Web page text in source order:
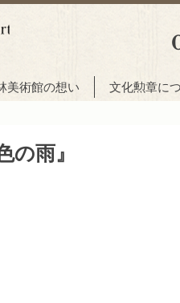
美術館の想い 文化勲章に
の雨』